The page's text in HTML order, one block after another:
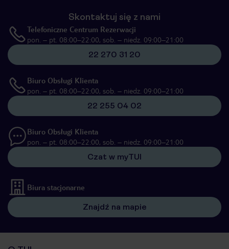
Skontaktuj się z nami
Telefoniczne Centrum Rezerwacji
pon. – pt. 08:00–22:00, sob. – niedz. 09:00–21:00
22 270 31 20
Biuro Obsługi Klienta
pon. – pt. 08:00–22:00, sob. – niedz. 09:00–21:00
22 255 04 02
Biuro Obsługi Klienta
pon. – pt. 08:00–22:00, sob. – niedz. 09:00–21:00
Czat w myTUI
Biura stacjonarne
Znajdź na mapie